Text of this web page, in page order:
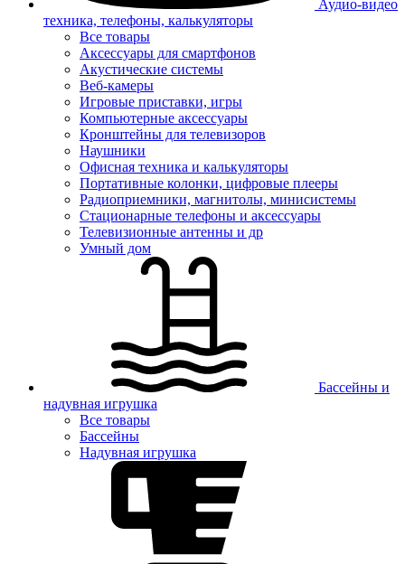
Аудио-видео
техника, телефоны, калькуляторы
Все товары
Аксессуары для смартфонов
Акустические системы
Веб-камеры
Игровые приставки, игры
Компьютерные аксессуары
Кронштейны для телевизоров
Наушники
Офисная техника и калькуляторы
Портативные колонки, цифровые плееры
Радиоприемники, магнитолы, минисистемы
Стационарные телефоны и аксессуары
Телевизионные антенны и др
Умный дом
Бассейны и
надувная игрушка
Все товары
Бассейны
Надувная игрушка